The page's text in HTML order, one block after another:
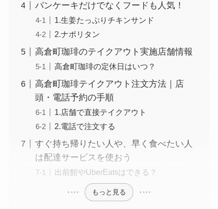
パンケーキだけでなくフードも人気！
1.生姜たっぷりチキンサンド
2.ナポリタン
高倉町珈琲のテイクアウト実施店舗情報
高倉町珈琲の定休日はいつ？
高倉町珈琲テイクアウト注文方法｜店
頭・電話予約の手順
1.店舗で直接テイクアウト
2.電話で注文する
すぐ持ち帰りたい人や、早く食べたい人
は配達サービスを使おう
出前館やUberEatsはできる？
もっと見る